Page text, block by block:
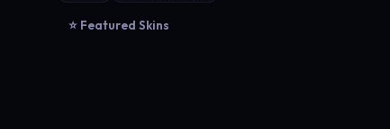
⭐ Featured Skins